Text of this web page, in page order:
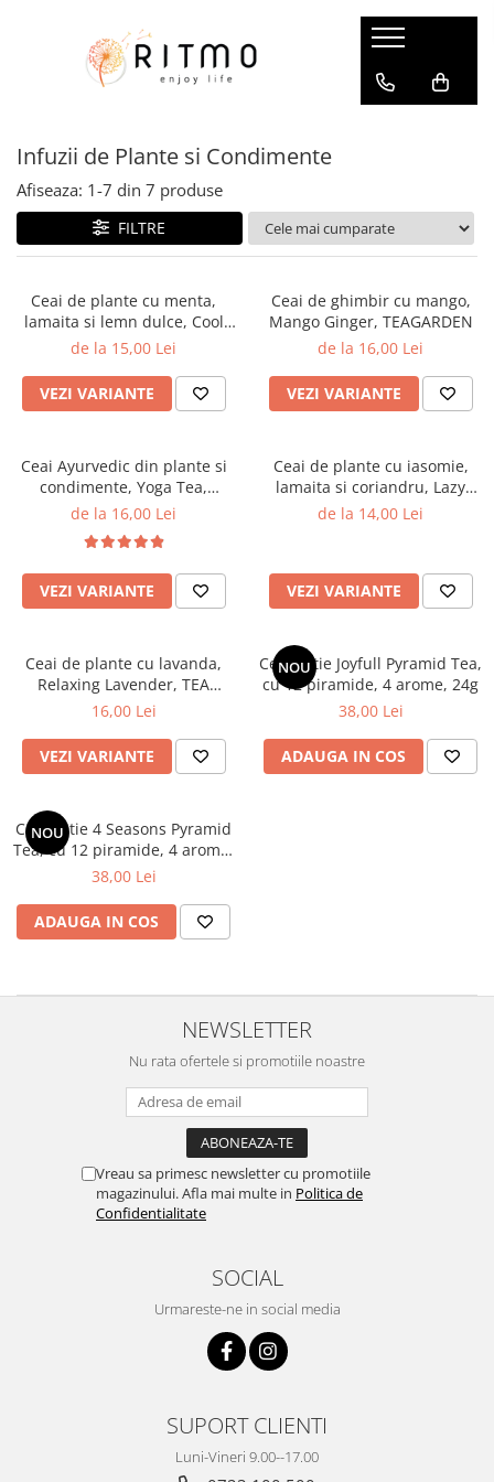
Ceai & Cafea
Cutii pentru depozitare
Site, filtre si infuzoare
Ceai
Infuzii de Fructe
Ceai Negru
Ceai Verde
Ceai Rooibos
Ceaiuri de Craciun
Cafea
Cafea Aromatizata
Dulciuri si Delicatese
Panettone
Ciocolată
Specialităti dulci
Home & Living
Accesorii pentru vin
Obiecte decorative
Parfumul casei
Parfumuri de interior
Lumanari parfumate
Difuzoare aromaterapie
Îngrijire Personală – Cadouri
Sare si confetti de baie
Cosmetice pentru dus si baie
Crema pentru maini
Îngrijire Personală pentru BARBATI
Cadouri cu gust
Cadouri pentru (A)CASA
Cadouri pentru EL
Cadouri pentru EA
Infuzii de Plante si Condimente
Afiseaza: 1-7 din 7 produse
FILTRE
Ceai de plante cu menta,
lamaita si lemn dulce, Cool
Mint, TEAGARDEN
de la 15,00 Lei
VEZI VARIANTE
Ceai de ghimbir cu mango,
Mango Ginger, TEAGARDEN
de la 16,00 Lei
VEZI VARIANTE
Ceai Ayurvedic din plante si
condimente, Yoga Tea,
TEAGRDEN
de la 16,00 Lei
VEZI VARIANTE
Ceai de plante cu iasomie,
lamaita si coriandru, Lazy
Blend, TEAGARDEN
de la 14,00 Lei
VEZI VARIANTE
Ceai de plante cu lavanda,
Relaxing Lavender, TEA
GARDEN
16,00 Lei
VEZI VARIANTE
NOU
Ceai cutie Joyfull Pyramid Tea,
cu 12 piramide, 4 arome, 24g
38,00 Lei
ADAUGA IN COS
NOU
Ceai cutie 4 Seasons Pyramid
Tea, cu 12 piramide, 4 arome,
24g
38,00 Lei
ADAUGA IN COS
NEWSLETTER
Nu rata ofertele si promotiile noastre
Vreau sa primesc newsletter cu promotiile
magazinului. Afla mai multe in Politica de
Confidentialitate
SOCIAL
Urmareste-ne in social media
SUPORT CLIENTI
Luni-Vineri 9.00--17.00